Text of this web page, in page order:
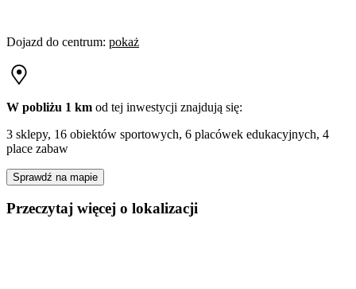
Dojazd do centrum: pokaż
W pobliżu 1 km od tej inwestycji znajdują się:
3 sklepy, 16 obiektów sportowych, 6 placówek edukacyjnych, 4
place zabaw
Sprawdź na mapie
Przeczytaj więcej o lokalizacji